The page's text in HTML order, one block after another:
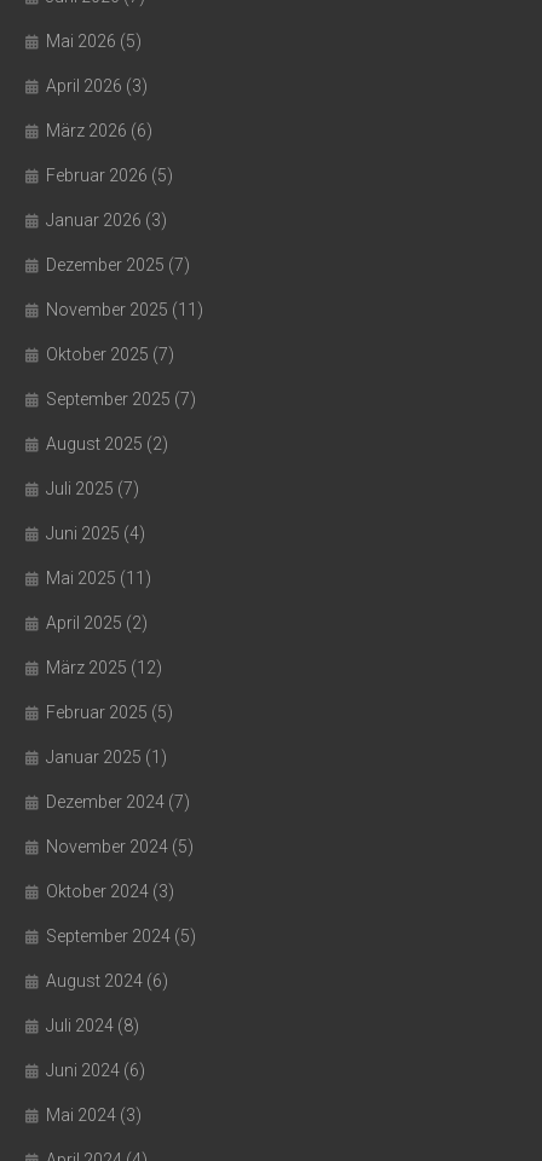
Mai 2026 (5)
April 2026 (3)
März 2026 (6)
Februar 2026 (5)
Januar 2026 (3)
Dezember 2025 (7)
November 2025 (11)
Oktober 2025 (7)
September 2025 (7)
August 2025 (2)
Juli 2025 (7)
Juni 2025 (4)
Mai 2025 (11)
April 2025 (2)
März 2025 (12)
Februar 2025 (5)
Januar 2025 (1)
Dezember 2024 (7)
November 2024 (5)
Oktober 2024 (3)
September 2024 (5)
August 2024 (6)
Juli 2024 (8)
Juni 2024 (6)
Mai 2024 (3)